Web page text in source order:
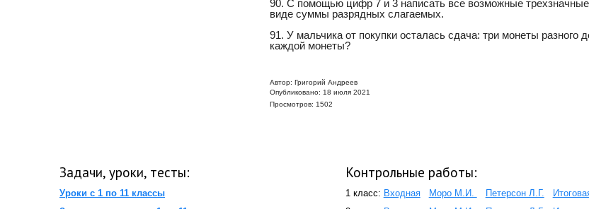
90. С помощью цифр 7 и 3 написать все возможные
виде суммы разрядных слагаемых.
91. У мальчика от покупки осталась сдача: три монеты разного
каждой монеты?
Автор: Григорий Андреев
Опубликовано: 18 июля 2021
Просмотров: 1502
Задачи, уроки, тесты:
Уроки с 1 по 11 классы
Контрольные работы:
1 класс: Входная Моро М.И. Петерсон Л.Г.